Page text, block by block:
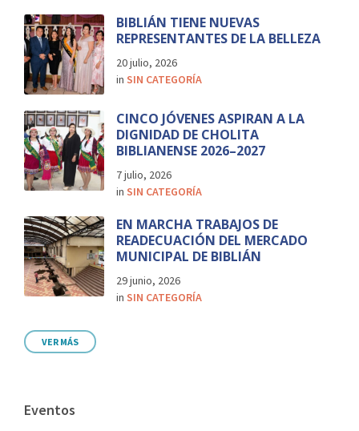
BIBLIÁN TIENE NUEVAS
REPRESENTANTES DE LA BELLEZA
20 julio, 2026
in SIN CATEGORÍA
CINCO JÓVENES ASPIRAN A LA
DIGNIDAD DE CHOLITA
BIBLIANENSE 2026–2027
7 julio, 2026
in SIN CATEGORÍA
EN MARCHA TRABAJOS DE
READECUACIÓN DEL MERCADO
MUNICIPAL DE BIBLIÁN
29 junio, 2026
in SIN CATEGORÍA
VER MÁS
Eventos